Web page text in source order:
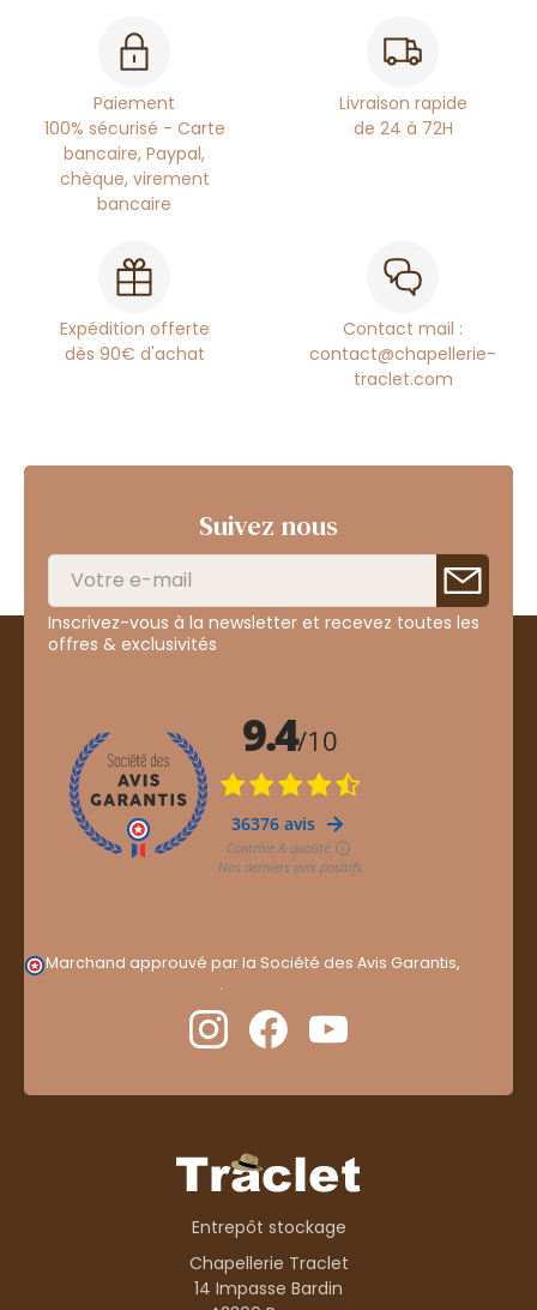
Paiement
100% sécurisé - Carte
bancaire, Paypal,
chèque, virement
bancaire
Livraison rapide
de 24 à 72H
Expédition offerte
dès 90€ d'achat
Contact mail :
contact@chapellerie-
traclet.com
Suivez nous
Inscrivez-vous à la newsletter et recevez toutes les
offres & exclusivités
Marchand approuvé par la Société des Avis Garantis,
.
Entrepôt stockage
Chapellerie Traclet
14 Impasse Bardin